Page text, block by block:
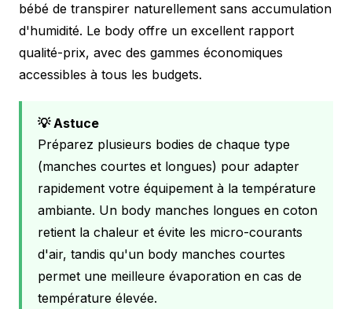
bébé de transpirer naturellement sans accumulation
d'humidité. Le body offre un excellent rapport
qualité-prix, avec des gammes économiques
accessibles à tous les budgets.
💡 Astuce
Préparez plusieurs bodies de chaque type
(manches courtes et longues) pour adapter
rapidement votre équipement à la température
ambiante. Un body manches longues en coton
retient la chaleur et évite les micro-courants
d'air, tandis qu'un body manches courtes
permet une meilleure évaporation en cas de
température élevée.